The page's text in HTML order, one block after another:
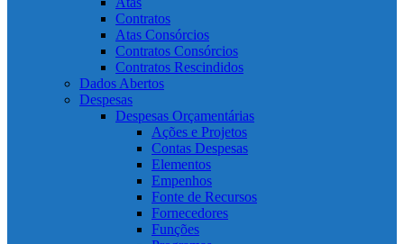
Contratos
Atas Consórcios
Contratos Consórcios
Contratos Rescindidos
Dados Abertos
Despesas
Despesas Orçamentárias
Ações e Projetos
Contas Despesas
Elementos
Empenhos
Fonte de Recursos
Fornecedores
Funções